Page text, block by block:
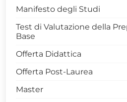
Manifesto degli Studi
Test di Valutazione della
Base
Offerta Didattica
====> Corsi di Studio Attivi
> LM Scienze Forestali e
Offerta Post-Laurea
Master